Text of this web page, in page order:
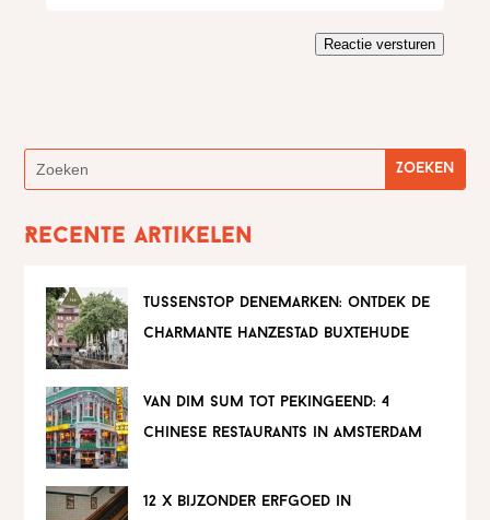
Reactie versturen
Recente artikelen
tussenstop denemarken: ontdek de
charmante hanzestad buxtehude
van dim sum tot pekingeend: 4
chinese restaurants in amsterdam
12 x bijzonder erfgoed in